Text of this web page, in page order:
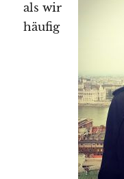
als wir
häufig